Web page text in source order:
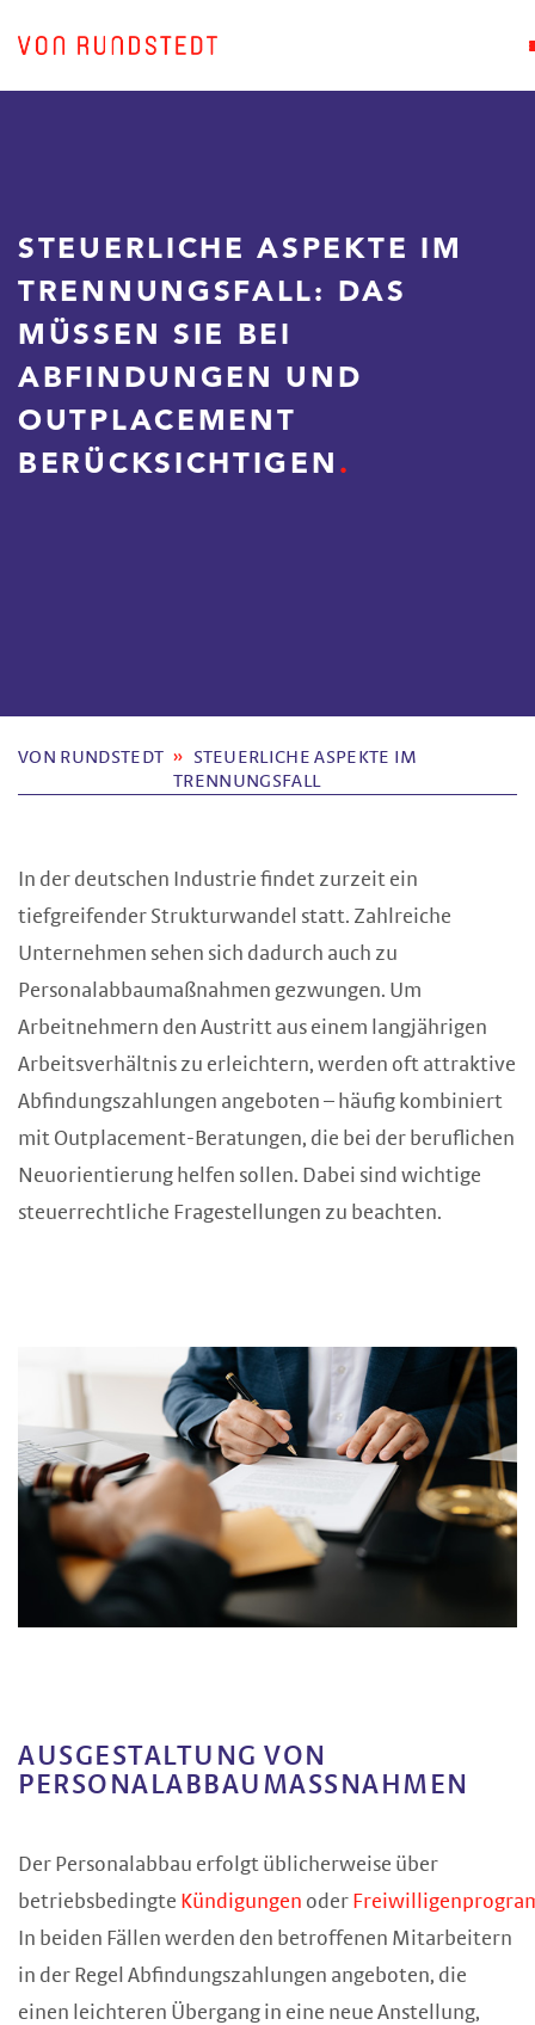
STEUERLICHE ASPEKTE IM
TRENNUNGSFALL: DAS
MÜSSEN SIE BEI
ABFINDUNGEN UND
OUTPLACEMENT
BERÜCKSICHTIGEN
VON RUNDSTEDT
STEUERLICHE ASPEKTE IM
TRENNUNGSFALL
In der deutschen Industrie findet zurzeit ein
tiefgreifender Strukturwandel statt. Zahlreiche
Unternehmen sehen sich dadurch auch zu
Personalabbaumaßnahmen gezwungen. Um
Arbeitnehmern den Austritt aus einem langjährigen
Arbeitsverhältnis zu erleichtern, werden oft attraktive
Abfindungszahlungen angeboten – häufig kombiniert
mit Outplacement-Beratungen, die bei der beruflichen
Neuorientierung helfen sollen. Dabei sind wichtige
steuerrechtliche Fragestellungen zu beachten.
AUSGESTALTUNG VON
PERSONALABBAUMASSNAHMEN
Der Personalabbau erfolgt üblicherweise über
betriebsbedingte Kündigungen oder
In beiden Fällen werden den betroffenen Mitarbeitern
in der Regel Abfindungszahlungen angeboten, die
einen leichteren Übergang in eine neue Anstellung,